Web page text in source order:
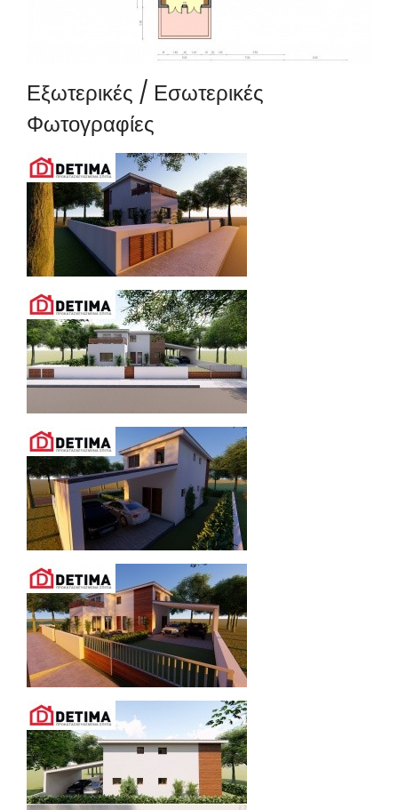
Εξωτερικές / Εσωτερικές
Φωτογραφίες